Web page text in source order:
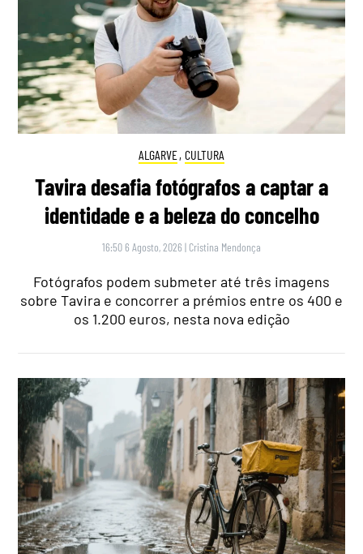
ALGARVE, CULTURA
Tavira desafia fotógrafos a captar a
identidade e a beleza do concelho
16:50 6 Agosto, 2026 | Cristina Mendonça
Fotógrafos podem submeter até três imagens
sobre Tavira e concorrer a prémios entre os 400 e
os 1.200 euros, nesta nova edição